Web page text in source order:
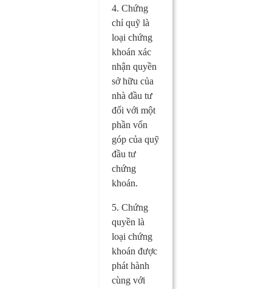
4. Chứng
chỉ quỹ là
loại chứng
khoán xác
nhận quyền
sở hữu của
nhà đầu tư
đối với một
phần vốn
góp của quỹ
đầu tư
chứng
khoán.
5. Chứng
quyền là
loại chứng
khoán được
phát hành
cùng với